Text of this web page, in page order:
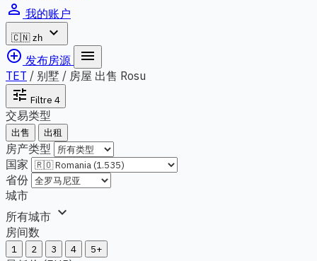
person_outline 我的账户
🇨🇳 zh
expand_more
add_circle_outline 发布房源 menu
TET / 别墅 / 房屋 出售 Rosu
tune Filtre 4
交易类型
出售 出租
房产类型
国家
省份
城市
所有城市 expand_more
房间数
1 2 3 4 5+